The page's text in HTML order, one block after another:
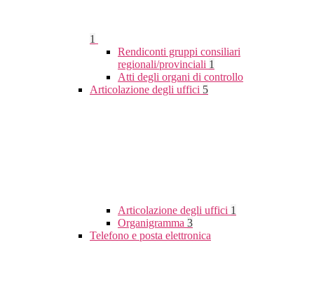
1
Rendiconti gruppi consiliari
regionali/provinciali 1
Atti degli organi di controllo
Articolazione degli uffici 5
Articolazione degli uffici 1
Organigramma 3
Telefono e posta elettronica